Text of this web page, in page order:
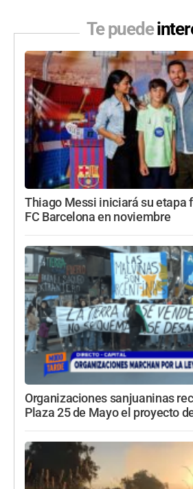
Te puede
Thiago Messi iniciará su etapa
FC Barcelona en noviembre
Organizaciones sanjuaninas
Plaza 25 de Mayo el proyecto